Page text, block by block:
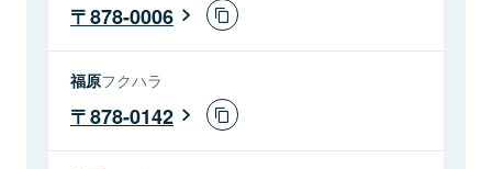
878-0006
福原フクハラ
878-0142